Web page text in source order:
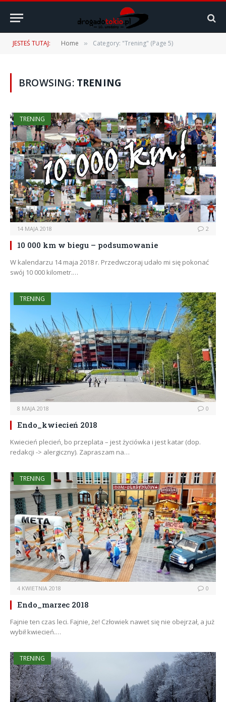
JESTEŚ TUTAJ: Home » Category: "Trening" (Page 5)
BROWSING: TRENING
TRENING
14 MAJA 2018 2
10 000 km w biegu – podsumowanie
W kalendarzu 14 maja 2018 r. Przedwczoraj udało mi się pokonać
swój 10 000 kilometr.…
TRENING
8 MAJA 2018 0
Endo_kwiecień 2018
Kwiecień plecień, bo przeplata – jest życiówka i jest katar (dop.
redakcji -> alergiczny). Zapraszam na…
TRENING
4 KWIETNIA 2018 0
Endo_marzec 2018
Fajnie ten czas leci. Fajnie, że! Człowiek nawet się nie obejrzał, a już
wybił kwiecień.…
TRENING